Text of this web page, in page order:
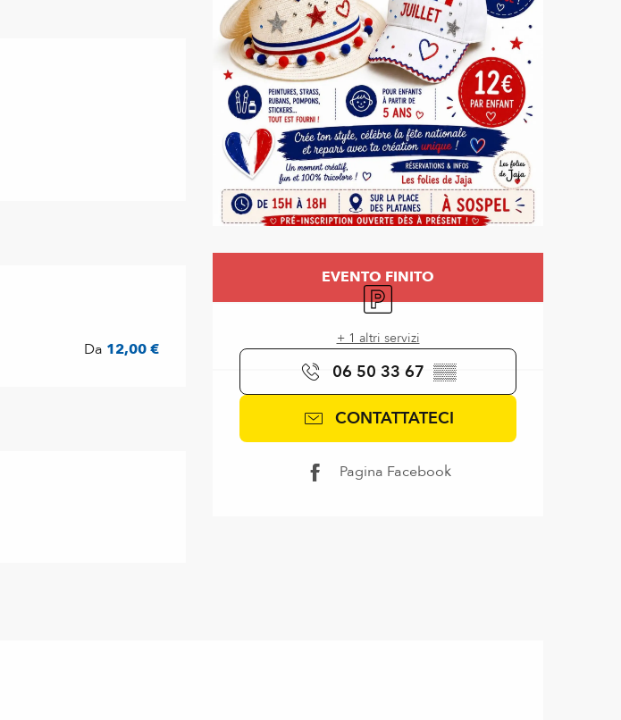
Orari e contatti
EVENTO FINITO
Parcheggio
+ 1 altri servizi
06 50 33 67 ▒▒
CONTATTATECI
Pagina Facebook
Da 12,00 €